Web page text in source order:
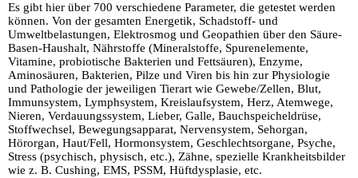
Es gibt hier über 700 verschiedene Parameter, die getestet werden
können. Von der gesamten Energetik, Schadstoff- und
Umweltbelastungen, Elektrosmog und Geopathien über den Säure-
Basen-Haushalt, Nährstoffe (Mineralstoffe, Spurenelemente,
Vitamine, probiotische Bakterien und Fettsäuren), Enzyme,
Aminosäuren, Bakterien, Pilze und Viren bis hin zur Physiologie
und Pathologie der jeweiligen Tierart wie Gewebe/Zellen, Blut,
Immunsystem, Lymphsystem, Kreislaufsystem, Herz, Atemwege,
Nieren, Verdauungssystem, Lieber, Galle, Bauchspeicheldrüse,
Stoffwechsel, Bewegungsapparat, Nervensystem, Sehorgan,
Hörorgan, Haut/Fell, Hormonsystem, Geschlechtsorgane, Psyche,
Stress (psychisch, physisch, etc.), Zähne, spezielle Krankheitsbilder
wie z. B. Cushing, EMS, PSSM, Hüftdysplasie, etc.